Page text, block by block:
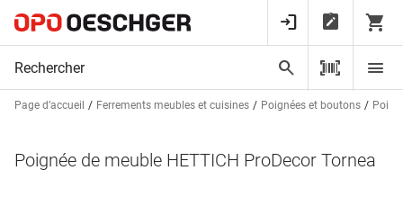
Page d’accueil Ferrements meubles et cuisines Poignées et boutons
Poignée de meuble HETTICH ProDecor Tornea